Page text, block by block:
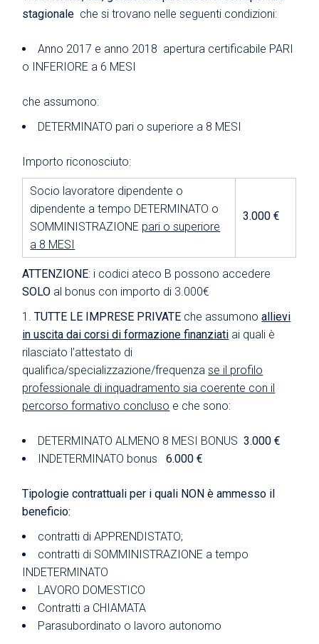
stagionale che si trovano nelle seguenti condizioni:
Anno 2017 e anno 2018 apertura certificabile PARI
o INFERIORE a 6 MESI
che assumono:
DETERMINATO pari o superiore a 8 MESI
Importo riconosciuto:
Socio lavoratore dipendente o
dipendente a tempo DETERMINATO o
SOMMINISTRAZIONE pari o superiore
a 8 MESI
3.000 €
ATTENZIONE: i codici ateco B possono accedere
SOLO al bonus con importo di 3.000€
TUTTE LE IMPRESE PRIVATE che assumonoallievi
in uscita dai corsi di formazione finanziati ai quali è
rilasciato l’attestato di
qualifica/specializzazione/frequenzase il profilo
professionale di inquadramento sia coerente con il
percorso formativo concluso e che sono:
DETERMINATO ALMENO 8 MESI BONUS3.000 €
INDETERMINATO bonus6.000 €
Tipologie contrattuali per i quali NON è ammesso il
beneficio:
contratti di APPRENDISTATO;
contratti di SOMMINISTRAZIONE a tempo
INDETERMINATO
LAVORO DOMESTICO
Contratti a CHIAMATA
Parasubordinato o lavoro autonomo